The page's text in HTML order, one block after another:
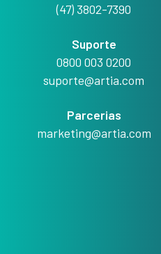
(47) 3802-7390
Suporte
0800 003 0200
suporte@artia.com
Parcerias
marketing@artia.com